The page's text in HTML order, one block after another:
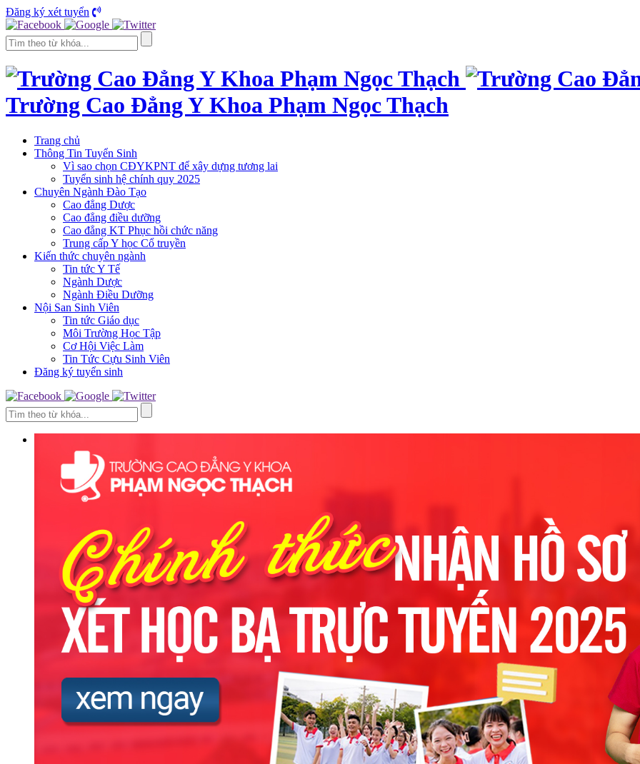
Đăng ký xét tuyển
Trường Cao Đẳng Y Khoa Phạm Ngọc Thạch
Trang chủ
Thông Tin Tuyển Sinh
Vì sao chọn CĐYKPNT để xây dựng tương lai
Tuyển sinh hệ chính quy 2025
Chuyên Ngành Đào Tạo
Cao đẳng Dược
Cao đẳng điều dưỡng
Cao đẳng KT Phục hồi chức năng
Trung cấp Y học Cổ truyền
Kiến thức chuyên ngành
Tin tức Y Tế
Ngành Dược
Ngành Điều Dưỡng
Nội San Sinh Viên
Tin tức Giáo dục
Môi Trường Học Tập
Cơ Hội Việc Làm
Tin Tức Cựu Sinh Viên
Đăng ký tuyển sinh